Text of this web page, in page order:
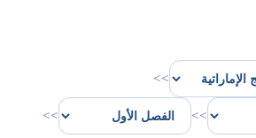
>>
>>
>>